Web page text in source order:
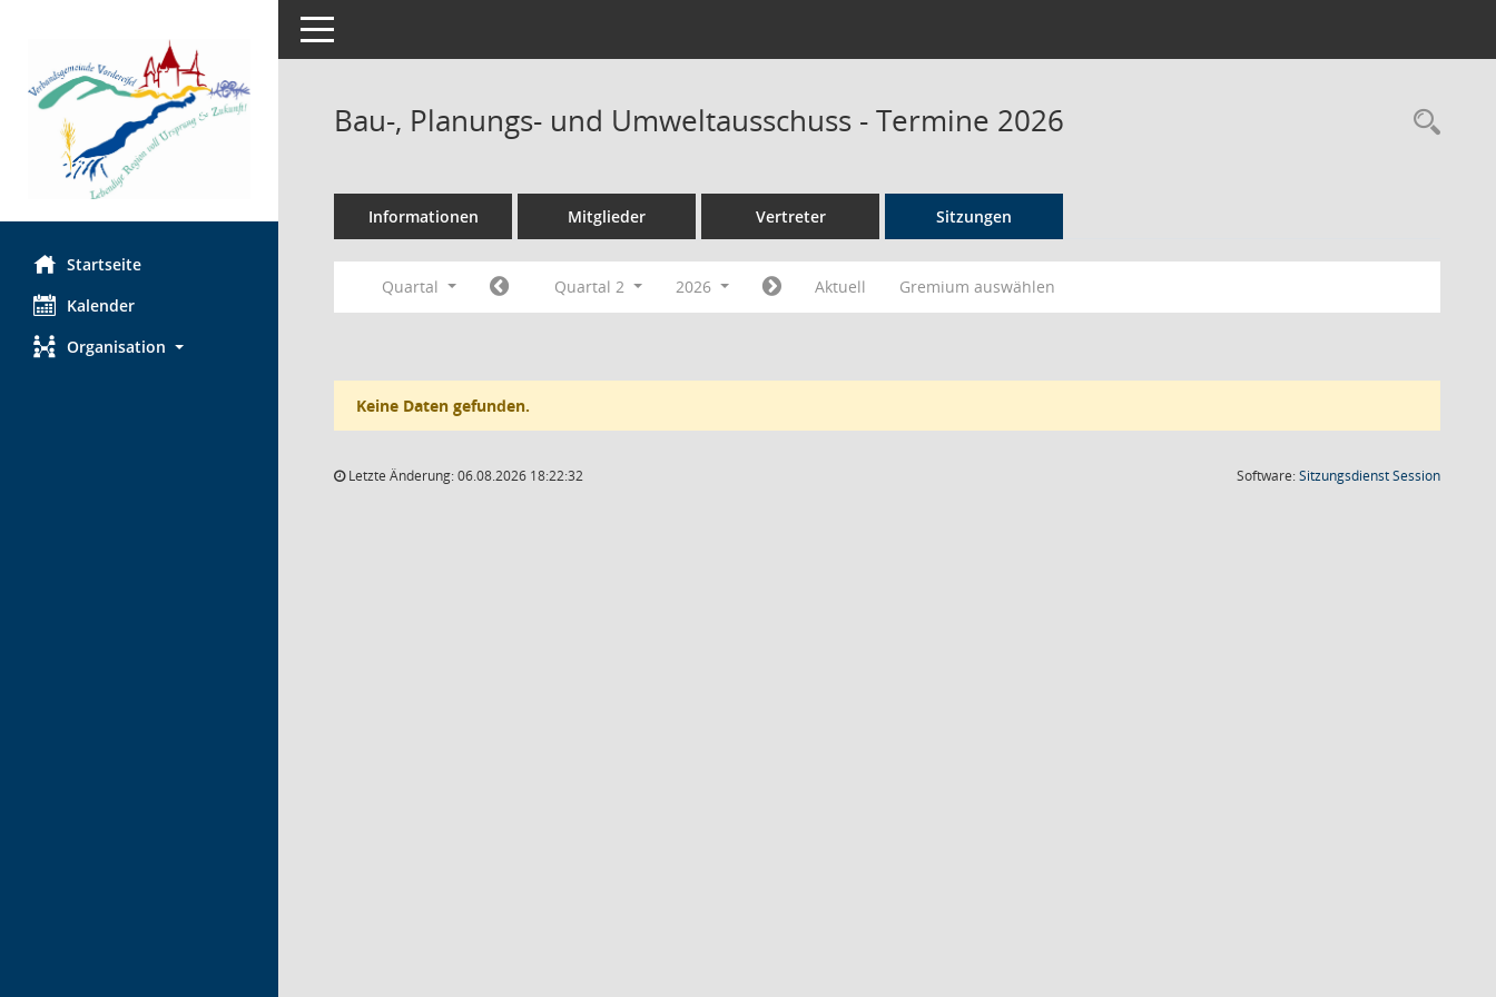
Startseite
Kalender
Organisation
Toggle navigation
Bau-, Planungs- und Umweltausschuss - Termine 2026
Informationen Mitglieder Vertreter Sitzungen
Quartal Quartal 2 2026 Aktuell Gremium auswählen
Keine Daten gefunden.
Letzte Änderung: 06.08.2026 18:22:32 Software:SitzungsdienstSession(Wird in